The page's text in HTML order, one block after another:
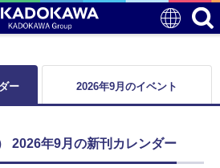
ー 2026年9月のイベント
2026年9月の新刊カレンダー